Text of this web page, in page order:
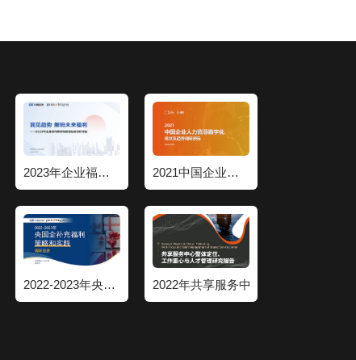
2023年企业福利策略和管理趋势调研报告 2021中国企业人力资源数字化现状和趋势调研报告
2022-2023年央国企补充福利策略和实践调研报告 2022年共享服务中心整体定位工作重